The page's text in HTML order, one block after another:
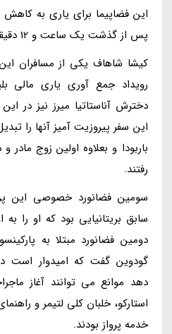
این فضاپیما برای یاری به
پس از گذشت یک ساعت و 12 دقیقه به انتها رسید.
کیشا شاهاف یکی از مسافران
رویداد جمع آوری یاری مالی
دخترش آناستاتیا میرز نیز در
این سفر پیروزیت آمیز آنها را
باربودا و بعلاوه اولین زوج
رفتند.
سومین فضانورد خصوصی این
سابق بریتانیایی بود که او را
دومین فضانورد مبتلا به
گودوین گفت که امیدوار است
دهد موانع می توانند آغاز
استارکو، خلبان کلی لتیمر و
خدمه پرواز بودند.